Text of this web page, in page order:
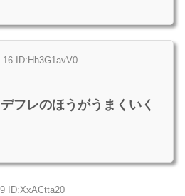
ID:Hh3G1avV0
フレのほうがうまくいく
ID:XxACtta20